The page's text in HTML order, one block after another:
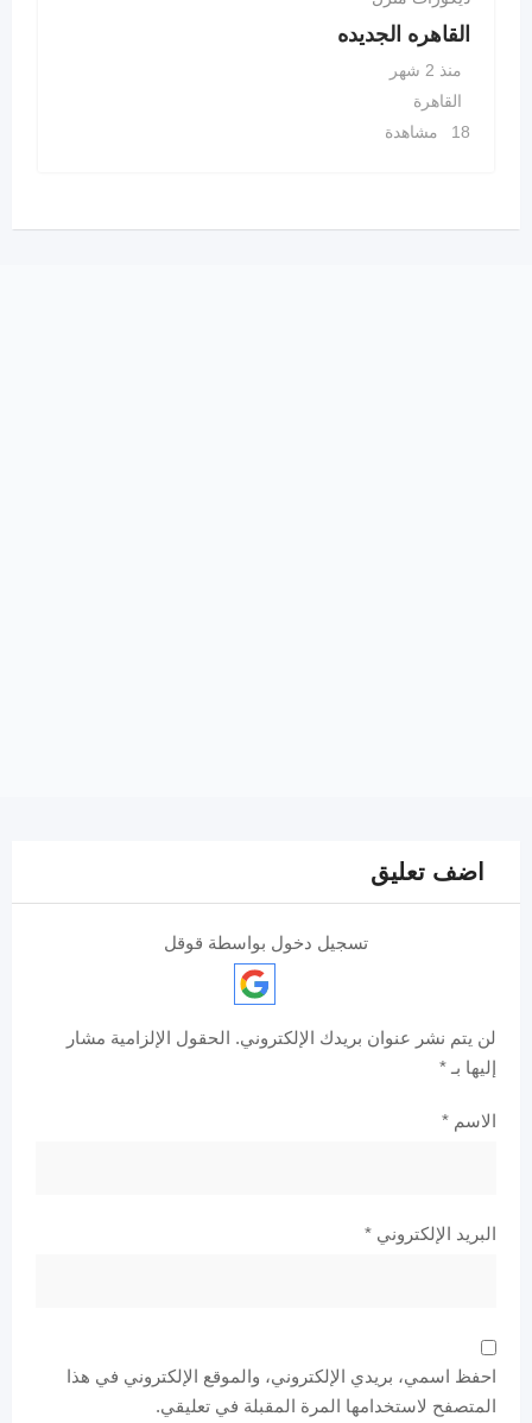
القاهره الجديده
منذ 2 شهر
القاهرة
18 مشاهدة
اضف تعليق
تسجيل دخول بواسطة قوقل
لن يتم نشر عنوان بريدك الإلكتروني. الحقول الإلزامية مشار
إليها بـ *
الاسم *
البريد الإلكتروني *
احفظ اسمي، بريدي الإلكتروني، والموقع الإلكتروني في هذا
المتصفح لاستخدامها المرة المقبلة في تعليقي.